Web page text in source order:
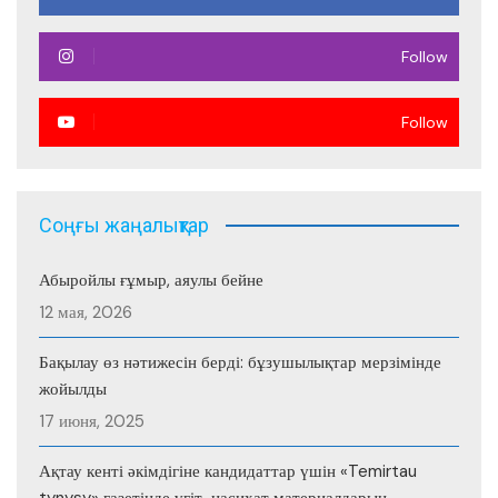
Follow
Follow
Соңғы жаңалықтар
Абыройлы ғұмыр, аяулы бейне
12 мая, 2026
Бақылау өз нәтижесін берді: бұзушылықтар мерзімінде
жойылды
17 июня, 2025
Ақтау кенті әкімдігіне кандидаттар үшін «Temirtau